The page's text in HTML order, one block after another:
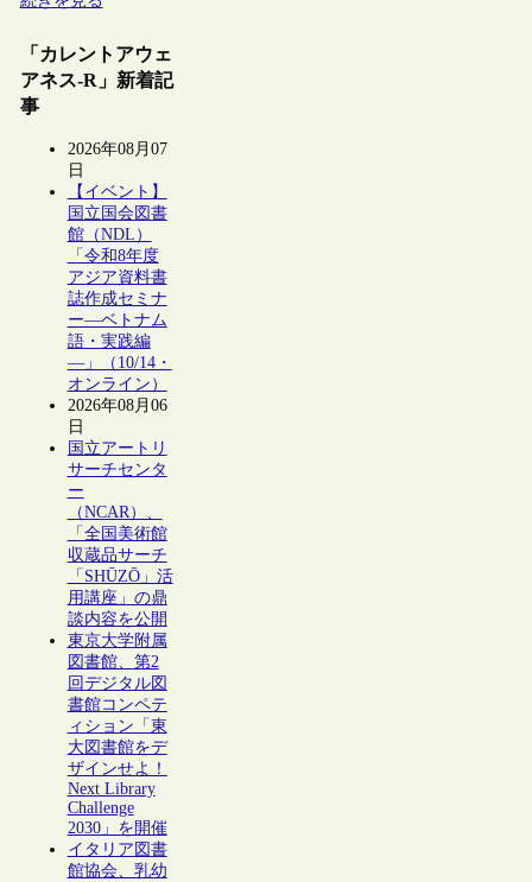
「カレントアウェ
アネス-R」新着記
事
2026年08月07
日
【イベント】
国立国会図書
館（NDL）
「令和8年度
アジア資料書
誌作成セミナ
ー―ベトナム
語・実践編
―」（10/14・
オンライン）
2026年08月06
日
国立アートリ
サーチセンタ
ー
（NCAR）、
「全国美術館
収蔵品サーチ
「SHŪZŌ」活
用講座」の鼎
談内容を公開
東京大学附属
図書館、第2
回デジタル図
書館コンペテ
ィション「東
大図書館をデ
ザインせよ！
Next Library
Challenge
2030」を開催
イタリア図書
館協会、乳幼